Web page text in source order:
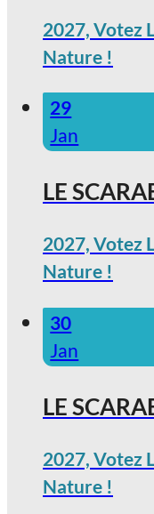
2027, Votez
Nature !
29
Jan
LE
2027, Votez
Nature !
30
Jan
LE
2027, Votez
Nature !